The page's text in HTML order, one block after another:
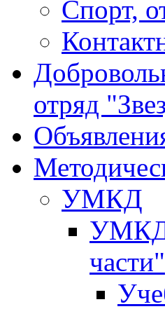
Спорт,
отряд
УМКД
УМКД
части"